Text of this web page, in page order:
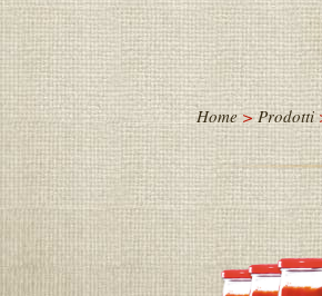
Home>Prodotti